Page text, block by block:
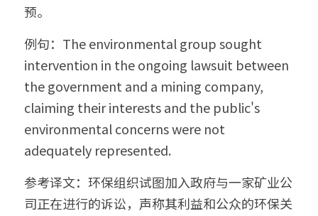
预。
例句：The environmental group sought
intervention in the ongoing lawsuit between
the government and a mining company,
claiming their interests and the public's
environmental concerns were not
adequately represented.
参考译文：环保组织试图加入政府与一家矿业公
司正在进行的诉讼，声称其利益和公众的环保关